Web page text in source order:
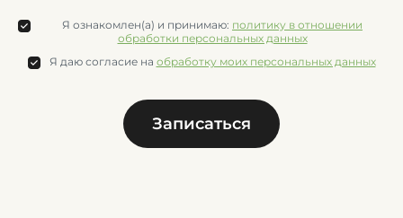
Я ознакомлен(а) и принимаю: политику в отношении
обработки персональных данных
Я даю согласие на обработку моих персональных данных
Записаться